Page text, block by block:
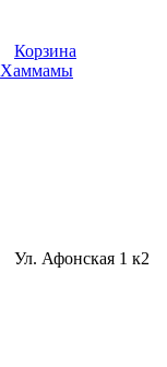
Корзина
Хаммамы
Ул. Афонская 1 к2